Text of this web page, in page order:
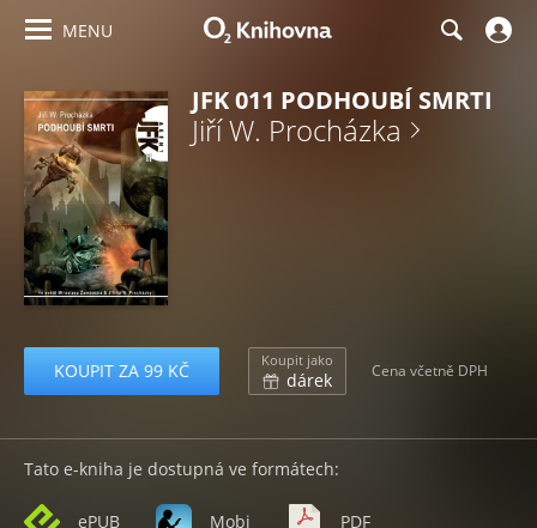
MENU
JFK 011 PODHOUBÍ SMRTI
Jiří W. Procházka
KOUPIT ZA 99 KČ Koupit jako
dárek Cena včetně DPH
Tato e-kniha je dostupná ve formátech:
ePUB Mobi PDF